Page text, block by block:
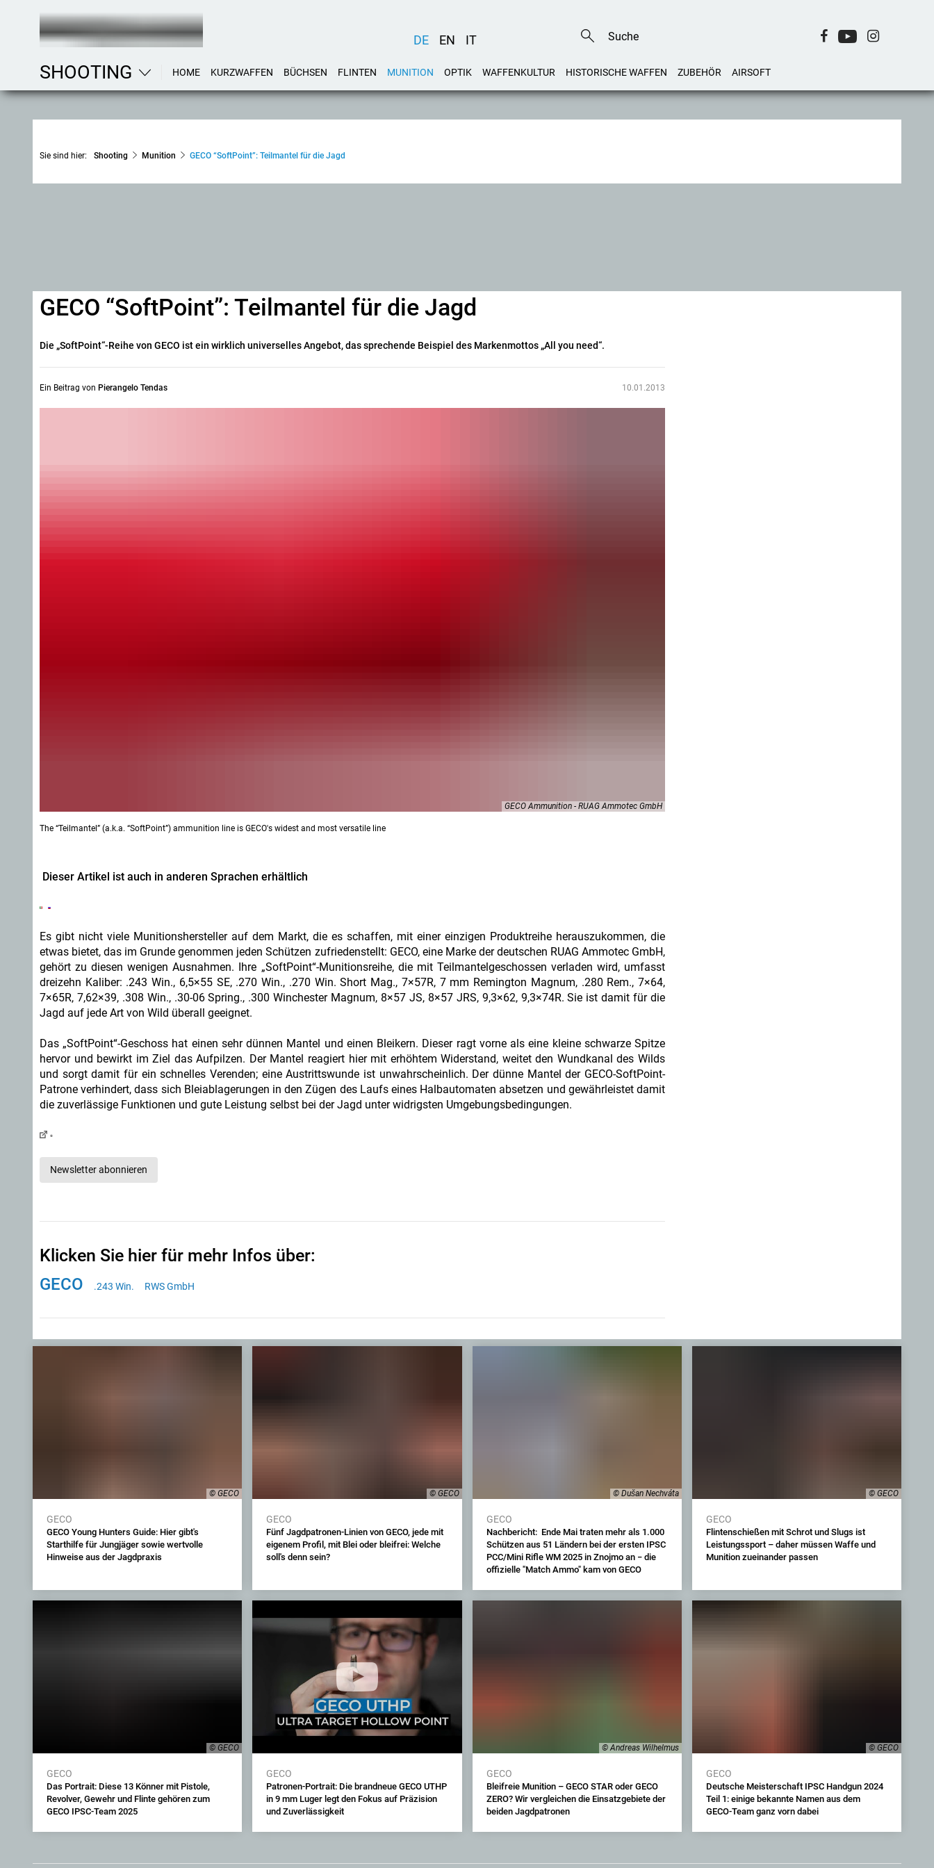
DE EN IT
SHOOTING HOME KURZWAFFEN BÜCHSEN FLINTEN MUNITION OPTIK WAFFENKULTUR HISTORISCHE WAFFEN ZUBEHÖR AIRSOFT
Sie sind hier: Shooting Munition GECO “SoftPoint”: Teilmantel für die Jagd
GECO “SoftPoint”: Teilmantel für die Jagd
Die „SoftPoint“-Reihe von GECO ist ein wirklich universelles Angebot, das sprechende Beispiel des Markenmottos „All you need“.
Ein Beitrag von Pierangelo Tendas 10.01.2013
GECO Ammunition - RUAG Ammotec GmbH
The “Teilmantel” (a.k.a. “SoftPoint”) ammunition line is GECO's widest and most versatile line
Dieser Artikel ist auch in anderen Sprachen erhältlich
Es gibt nicht viele Munitionshersteller auf dem Markt, die es schaffen, mit einer einzigen Produktreihe herauszukommen, die
etwas bietet, das im Grunde genommen jeden Schützen zufriedenstellt: GECO, eine Marke der deutschen RUAG Ammotec GmbH,
gehört zu diesen wenigen Ausnahmen. Ihre „SoftPoint“-Munitionsreihe, die mit Teilmantelgeschossen verladen wird, umfasst
dreizehn Kaliber: .243 Win., 6,5×55 SE, .270 Win., .270 Win. Short Mag., 7×57R, 7 mm Remington Magnum, .280 Rem., 7×64,
7×65R, 7,62×39, .308 Win., .30-06 Spring., .300 Winchester Magnum, 8×57 JS, 8×57 JRS, 9,3×62, 9,3×74R. Sie ist damit für die
Jagd auf jede Art von Wild überall geeignet.
Das „SoftPoint“-Geschoss hat einen sehr dünnen Mantel und einen Bleikern. Dieser ragt vorne als eine kleine schwarze Spitze
hervor und bewirkt im Ziel das Aufpilzen. Der Mantel reagiert hier mit erhöhtem Widerstand, weitet den Wundkanal des Wilds
und sorgt damit für ein schnelles Verenden; eine Austrittswunde ist unwahrscheinlich. Der dünne Mantel der GECO-SoftPoint-
Patrone verhindert, dass sich Bleiablagerungen in den Zügen des Laufs eines Halbautomaten absetzen und gewährleistet damit
die zuverlässige Funktionen und gute Leistung selbst bei der Jagd unter widrigsten Umgebungsbedingungen.
Newsletter abonnieren
Klicken Sie hier für mehr Infos über:
GECO .243 Win. RWS GmbH
© GECO
GECO
GECO Young Hunters Guide: Hier gibt's
Starthilfe für Jungjäger sowie wertvolle
Hinweise aus der Jagdpraxis
© GECO
GECO
Fünf Jagdpatronen-Linien von GECO, jede mit
eigenem Profil, mit Blei oder bleifrei: Welche
soll's denn sein?
© Dušan Nechváta
GECO
Nachbericht: Ende Mai traten mehr als 1.000
Schützen aus 51 Ländern bei der ersten IPSC
PCC/Mini Rifle WM 2025 in Znojmo an − die
offizielle "Match Ammo" kam von GECO
© GECO
GECO
Flintenschießen mit Schrot und Slugs ist
Leistungssport – daher müssen Waffe und
Munition zueinander passen
© GECO
GECO
Das Portrait: Diese 13 Könner mit Pistole,
Revolver, Gewehr und Flinte gehören zum
GECO IPSC-Team 2025
GECO
Patronen-Portrait: Die brandneue GECO UTHP
in 9 mm Luger legt den Fokus auf Präzision
und Zuverlässigkeit
© Andreas Wilhelmus
GECO
Bleifreie Munition – GECO STAR oder GECO
ZERO? Wir vergleichen die Einsatzgebiete der
beiden Jagdpatronen
© GECO
GECO
Deutsche Meisterschaft IPSC Handgun 2024
Teil 1: einige bekannte Namen aus dem
GECO-Team ganz vorn dabei